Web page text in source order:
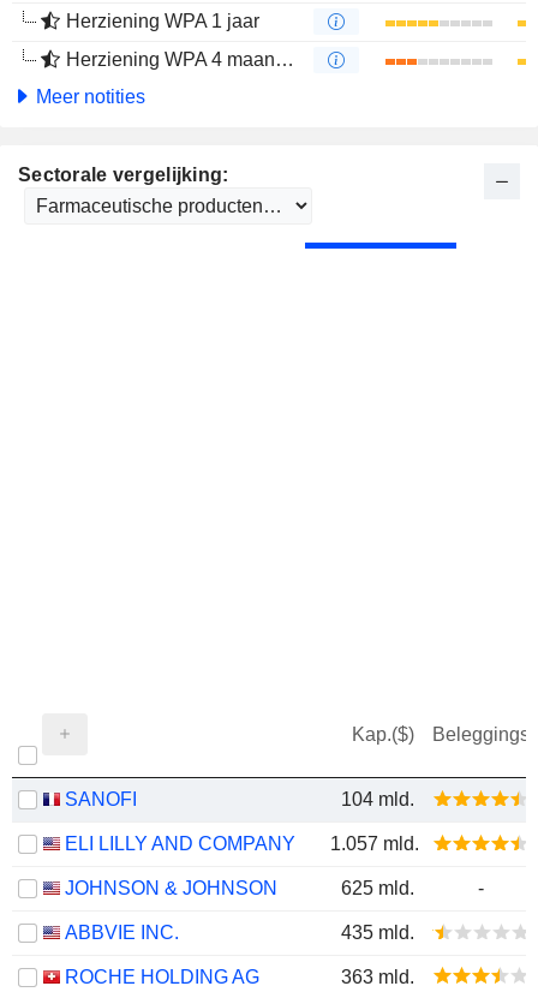
Herziening WPA 1 jaar
Herziening WPA 4 maanden
Meer notities
Sectorale vergelijking:
Kap.($) Beleggings
SANOFI 104 mld.
ELI LILLY AND COMPANY 1.057 mld.
JOHNSON & JOHNSON 625 mld. -
ABBVIE INC. 435 mld.
ROCHE HOLDING AG 363 mld.